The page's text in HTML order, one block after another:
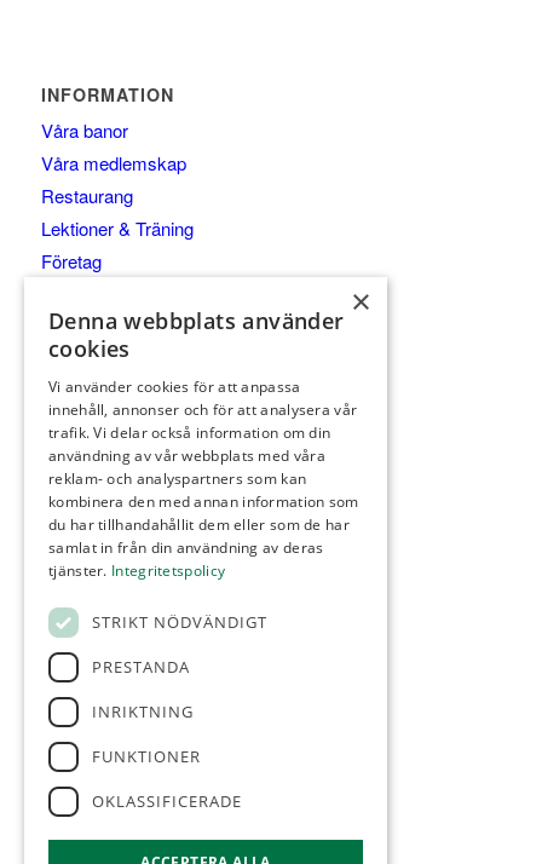
INFORMATION
Våra banor
Våra medlemskap
Restaurang
Lektioner & Träning
Företag
Kontakt
Tävling
Integritetspolicy
Webbshop
KONTAKT
Golfvägen
234 34 Lomma
reception@orestadsgk.com
Tel:040-410 580
×
Denna webbplats använder
cookies
Vi använder cookies för att anpassa
innehåll, annonser och för att analysera vår
trafik. Vi delar också information om din
användning av vår webbplats med våra
reklam- och analyspartners som kan
kombinera den med annan information som
du har tillhandahållit dem eller som de har
samlat in från din användning av deras
tjänster. Integritetspolicy
STRIKT NÖDVÄNDIGT
PRESTANDA
INRIKTNING
FUNKTIONER
OKLASSIFICERADE